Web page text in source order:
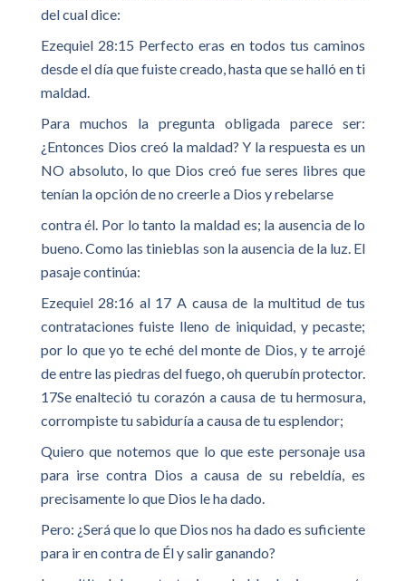
del cual dice:
Ezequiel 28:15 Perfecto eras en todos tus caminos
desde el día que fuiste creado, hasta que se halló en ti
maldad.
Para muchos la pregunta obligada parece ser:
¿Entonces Dios creó la maldad? Y la respuesta es un
NO absoluto, lo que Dios creó fue seres libres que
tenían la opción de no creerle a Dios y rebelarse
contra él. Por lo tanto la maldad es; la ausencia de lo
bueno. Como las tinieblas son la ausencia de la luz. El
pasaje continúa:
Ezequiel 28:16 al 17 A causa de la multitud de tus
contrataciones fuiste lleno de iniquidad, y pecaste;
por lo que yo te eché del monte de Dios, y te arrojé
de entre las piedras del fuego, oh querubín protector.
17Se enalteció tu corazón a causa de tu hermosura,
corrompiste tu sabiduría a causa de tu esplendor;
Quiero que notemos que lo que este personaje usa
para irse contra Dios a causa de su rebeldía, es
precisamente lo que Dios le ha dado.
Pero: ¿Será que lo que Dios nos ha dado es suficiente
para ir en contra de Él y salir ganando?